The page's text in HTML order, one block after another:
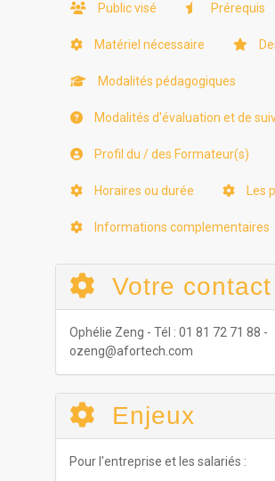
Public visé Prérequis
Matériel nécessaire
Modalités pédagogiques
Modalités d'évaluation et de
Profil du / des Formateur(s)
Horaires ou durée Les
Informations complementaires
Votre contact
Ophélie Zeng - Tél : 01 81 72 71 88 -
ozeng@afortech.com
Enjeux
Pour l'entreprise et les salariés :